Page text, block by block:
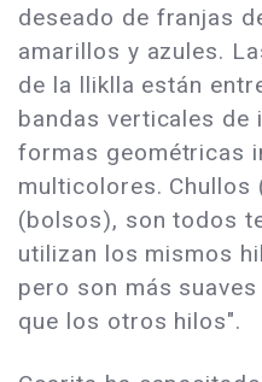
deseado de franjas
amarillos y azules.
de la lliklla están
bandas verticales de
formas geométricas
multicolores.
(bolsos), son todos
utilizan los mismos
pero son más
que los otros hilos".